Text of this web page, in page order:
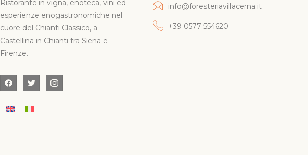
Ristorante in vigna, enoteca, vini ed
esperienze enogastronomiche nel
cuore del Chianti Classico, a
Castellina in Chianti tra Siena e
Firenze.
info@foresteriavillacerna.it
+39 0577 554620